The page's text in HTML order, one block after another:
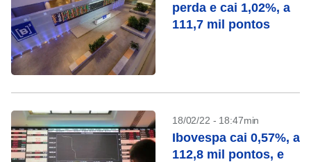
perda e cai 1,02%, a
111,7 mil pontos
18/02/22 - 18:47min
Ibovespa cai 0,57%, a
112,8 mil pontos, e